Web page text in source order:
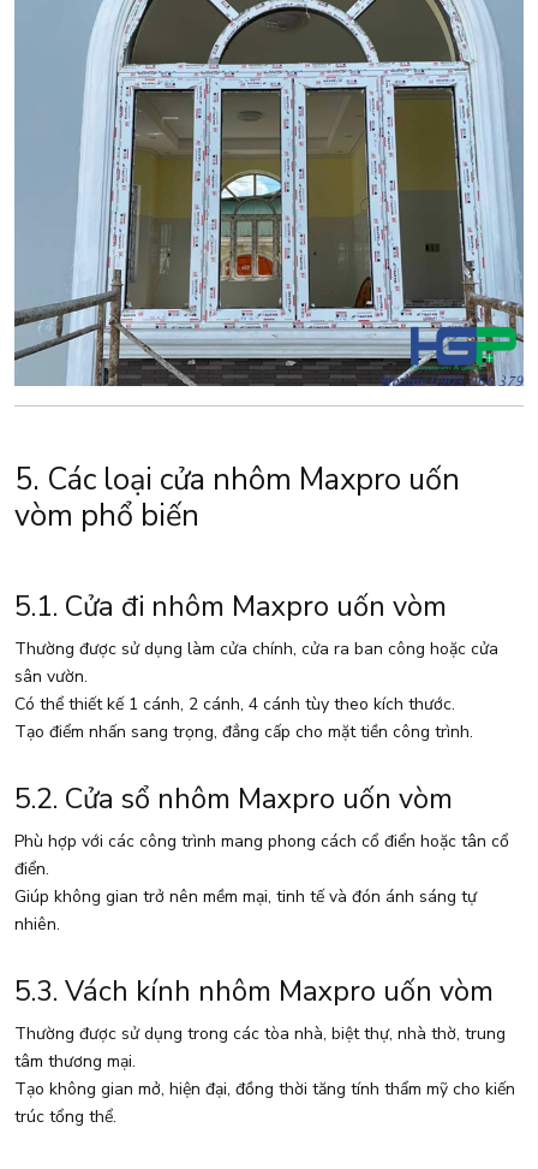
5. Các loại cửa nhôm Maxpro uốn
vòm phổ biến
5.1. Cửa đi nhôm Maxpro uốn vòm
Thường được sử dụng làm cửa chính, cửa ra ban công hoặc cửa
sân vườn.
Có thể thiết kế 1 cánh, 2 cánh, 4 cánh tùy theo kích thước.
Tạo điểm nhấn sang trọng, đẳng cấp cho mặt tiền công trình.
5.2. Cửa sổ nhôm Maxpro uốn vòm
Phù hợp với các công trình mang phong cách cổ điển hoặc tân cổ
điển.
Giúp không gian trở nên mềm mại, tinh tế và đón ánh sáng tự
nhiên.
5.3. Vách kính nhôm Maxpro uốn vòm
Thường được sử dụng trong các tòa nhà, biệt thự, nhà thờ, trung
tâm thương mại.
Tạo không gian mở, hiện đại, đồng thời tăng tính thẩm mỹ cho kiến
trúc tổng thể.